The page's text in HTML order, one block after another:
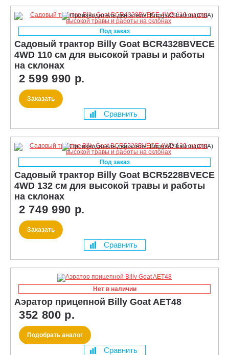
Под заказ
Садовый трактор Billy Goat BCR4328BVECE
4WD 110 см для высокой травы и работы
на склонах
2 599 990 р.
Заказать
Сравнить
Под заказ
Садовый трактор Billy Goat BCR5228BVECE
4WD 132 см для высокой травы и работы
на склонах
2 749 990 р.
Заказать
Сравнить
Нет в наличии
Аэратор прицепной Billy Goat AET48
352 800 р.
Подобрать аналог
Сравнить